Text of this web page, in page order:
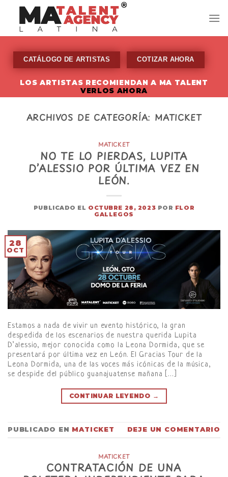
content
CATÁLOGO DE ARTISTAS COTIZAR AHORA
LOS ARTISTAS RECOMIENDAN A MA TALENT
VERLOS AHORA
ARCHIVOS DE CATEGORÍA: MATICKET
MATICKET
NO TE LO PIERDAS, LUPITA
D’ALESSIO POR ÚLTIMA VEZ EN
LEÓN.
PUBLICADO EL OCTUBRE 28, 2023 POR FLOR
GALLEGOS
28
OCT
Estamos a nada de vivir un evento histórico, la gran
despedida de los escenarios de nuestra querida Lupita
D’alessio, mejor conocida como la Leona Dormida, que se
presentará por última vez en León. El Gracias Tour de la
Leona Dormida, una de las voces más icónicas de la música,
se despide del público guanajuatense mañana […]
CONTINUAR LEYENDO →
PUBLICADO EN MATICKET DEJE UN COMENTARIO
MATICKET
CONTRATACIÓN DE UNA